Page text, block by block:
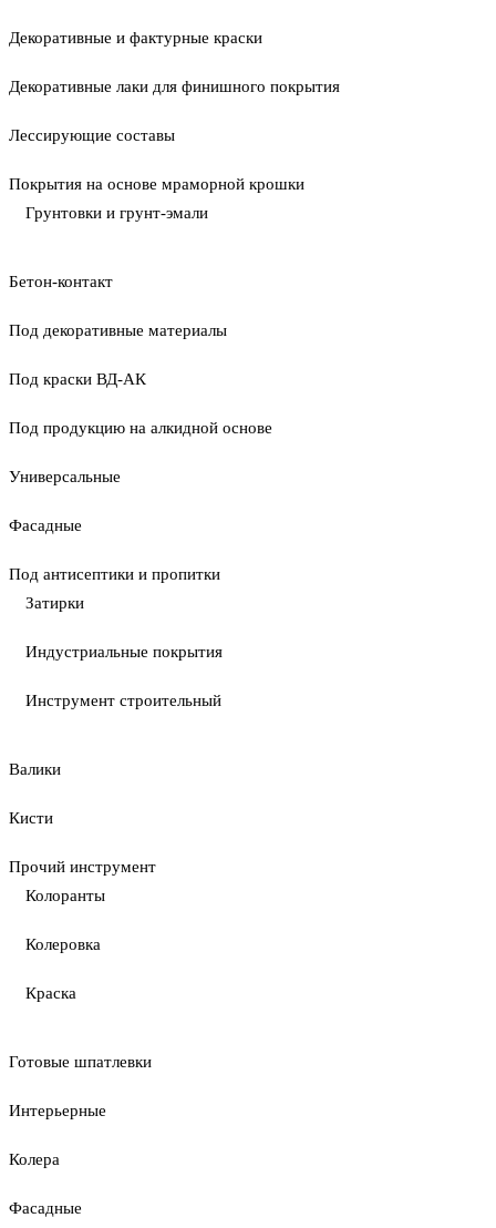
Декоративные и фактурные краски
Декоративные лаки для финишного покрытия
Лессирующие составы
Покрытия на основе мраморной крошки
Грунтовки и грунт-эмали
Бетон-контакт
Под декоративные материалы
Под краски ВД-АК
Под продукцию на алкидной основе
Универсальные
Фасадные
Под антисептики и пропитки
Затирки
Индустриальные покрытия
Инструмент строительный
Валики
Кисти
Прочий инструмент
Колоранты
Колеровка
Краска
Готовые шпатлевки
Интерьерные
Колера
Фасадные